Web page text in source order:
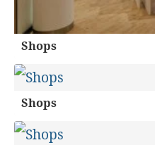
Shops
Shops